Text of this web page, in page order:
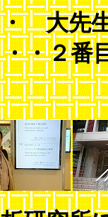
先生
・２番